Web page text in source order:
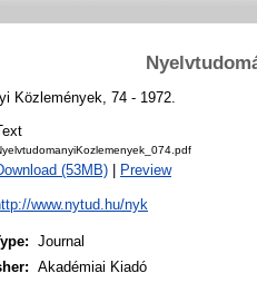
Közlemények, 74 - 1972.
(53MB) Preview
www.nytud.hu/nyk
Journal
Akadémiai Kiadó